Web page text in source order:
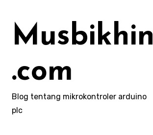
kontenMusbikhin
.com
Blog tentang mikrokontroler arduino
plc